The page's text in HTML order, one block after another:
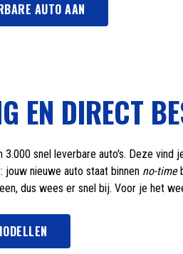
AUTO AAN
EN DIRECT
snel leverbare auto's. Deze
jouw nieuwe auto staat binnen no-time
dus wees er snel bij. Voor je het